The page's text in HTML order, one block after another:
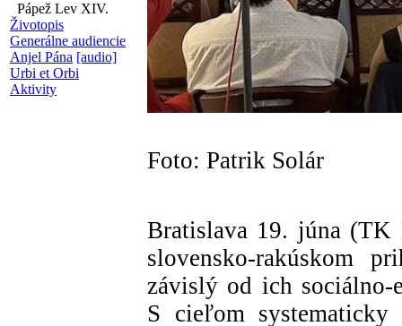
Pápež Lev XIV.
Životopis
Generálne audiencie
Anjel Pána [audio]
Urbi et Orbi
Aktivity
Foto: Patrik Solár
Bratislava 19. júna
slovensko-rakúskom
závislý od ich sociálno-
S cieľom